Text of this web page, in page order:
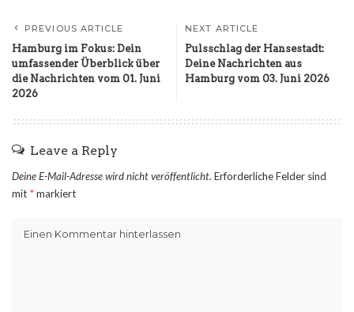
PREVIOUS ARTICLE
Hamburg im Fokus: Dein
umfassender Überblick über
die Nachrichten vom 01. Juni
2026
NEXT ARTICLE
Pulsschlag der Hansestadt:
Deine Nachrichten aus
Hamburg vom 03. Juni 2026
Leave a Reply
Deine E-Mail-Adresse wird nicht veröffentlicht. Erforderliche Felder sind
mit *markiert